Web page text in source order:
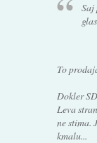
Saj
To
Dokler
Leva
ne stima.
kmalu...